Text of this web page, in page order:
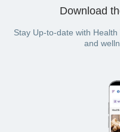
Download
Stay Up-to-date with
and